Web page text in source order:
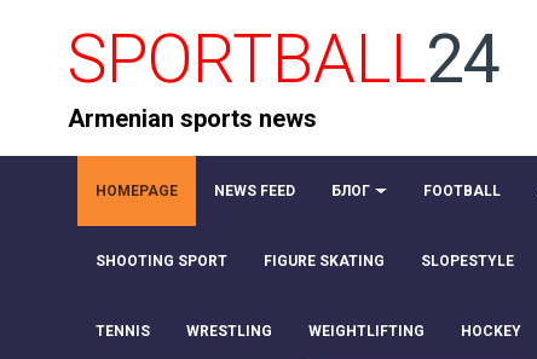
SPORTBALL24
Armenian sports news
HOMEPAGE NEWS FEED БЛОГ FOOTBALL
SHOOTING SPORT FIGURE SKATING SLOPESTYLE
TENNIS WRESTLING WEIGHTLIFTING HOCKEY